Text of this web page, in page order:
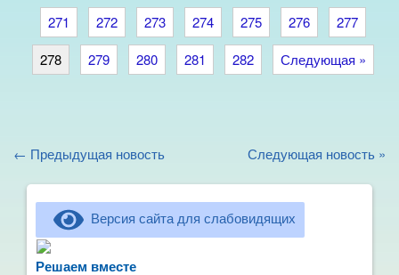
271 272 273 274 275 276
277
278
279 280 281 282 Следующая »
← Предыдущая новость Следующая новость »
Версия сайта для слабовидящих
Решаем вместерассказать о воспитателях? Знаете, как